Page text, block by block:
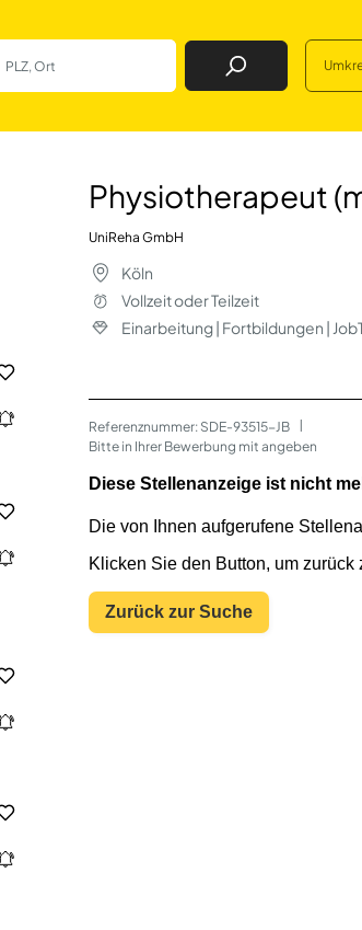
Job Finden
w/d)
Physiotherapeut
UniReha GmbH
Köln
Vollzeit oder Teilzeit
Einarbeitung | Fortbildungen |
Referenznummer: SDE-93515-JB
Bitte in Ihrer Bewerbung mit angeben